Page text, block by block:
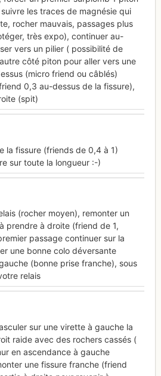
les traces de magnésie qui
rocher mauvais, passages plus
très expo), continuer au-
vers un pilier ( possibilité de
côté piton pour aller vers une
(micro friend ou câblés)
0,3 au-dessus de la fissure),
(spit)
la fissure (friends de 0,4 à 1)
sur toute la longueur :-)
(rocher moyen), remonter un
prendre à droite (friend de 1,
passage continuer sur la
une bonne colo déversante
(bonne prise franche), sous
relais
sur une virette à gauche la
raide avec des rochers cassés (
en ascendance à gauche
une fissure franche (friend